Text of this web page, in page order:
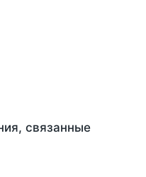
связанные